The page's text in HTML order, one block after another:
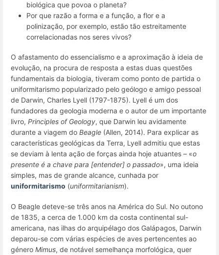
biológica que povoa o planeta?
Por que razão a forma e a função, a flor e a
polinização, por exemplo, estão tão estreitamente
correlacionadas nos seres vivos?
O afastamento do essencialismo e a aproximação à ideia de
evolução, na procura de resposta a estas duas questões
fundamentais da biologia, tiveram como ponto de partida o
uniformitarismo popularizado pelo geólogo e amigo pessoal
de Darwin, Charles Lyell (1797-1875). Lyell é um dos
fundadores da geologia moderna e o autor de um importante
livro, Principles of Geology, que Darwin leu avidamente
durante a viagem do Beagle (Allen, 2014). Para explicar as
características geológicas da Terra, Lyell admitiu que estas
se deviam à lenta ação de forças ainda hoje atuantes – «o
presente é a chave para [entender] o passado», uma ideia
simples, mas de grande alcance, cunhada por
uniformitarismo (uniformitarianism).
O Beagle deteve-se três anos na América do Sul. No outono
de 1835, a cerca de 1.000 km da costa continental sul-
americana, nas ilhas do arquipélago dos Galápagos, Darwin
deparou-se com várias espécies de aves pertencentes ao
género Mimus, de notável semelhança morfológica, quer